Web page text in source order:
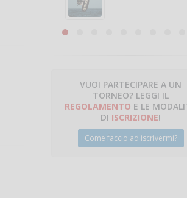
VUOI PARTECIPARE A UN
TORNEO? LEGGI IL
REGOLAMENTO E LE
DI ISCRIZIONE!
Come faccio ad iscrivermi?